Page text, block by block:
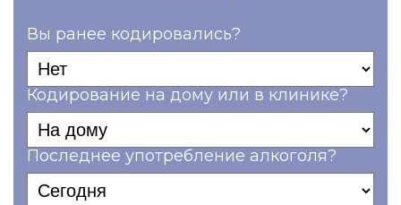
Вы ранее кодировались?
Кодирование на дому или в клинике?
Последнее употребление алкоголя?